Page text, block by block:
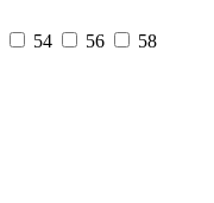
54 56
58